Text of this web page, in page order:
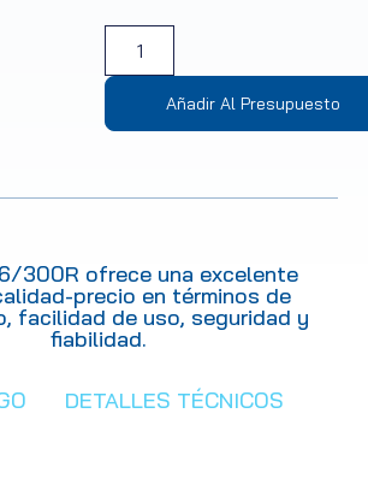
Añadir Al Presupuesto
300R ofrece una excelente
precio en términos de
facilidad de uso, seguridad y
fiabilidad.
DETALLES TÉCNICOS